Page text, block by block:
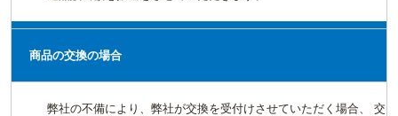
商品の交換の場合
弊社の不備により、弊社が交換を受付けさせていただく場合、 交